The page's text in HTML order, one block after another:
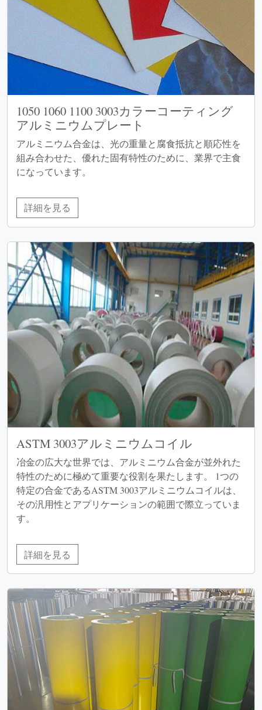
1050 1060 1100 3003カラーコーティング
アルミニウムプレート
アルミニウム合金は、光の重量と腐食抵抗と順応性を
組み合わせた、優れた固有特性のために、業界で主食
になっています。
詳細を見る
ASTM 3003アルミニウムコイル
冶金の広大な世界では、アルミニウム合金が並外れた
特性のために極めて重要な役割を果たします。 1つの
特定の合金であるASTM 3003アルミニウムコイルは、
その汎用性とアプリケーションの範囲で際立っていま
す。
詳細を見る